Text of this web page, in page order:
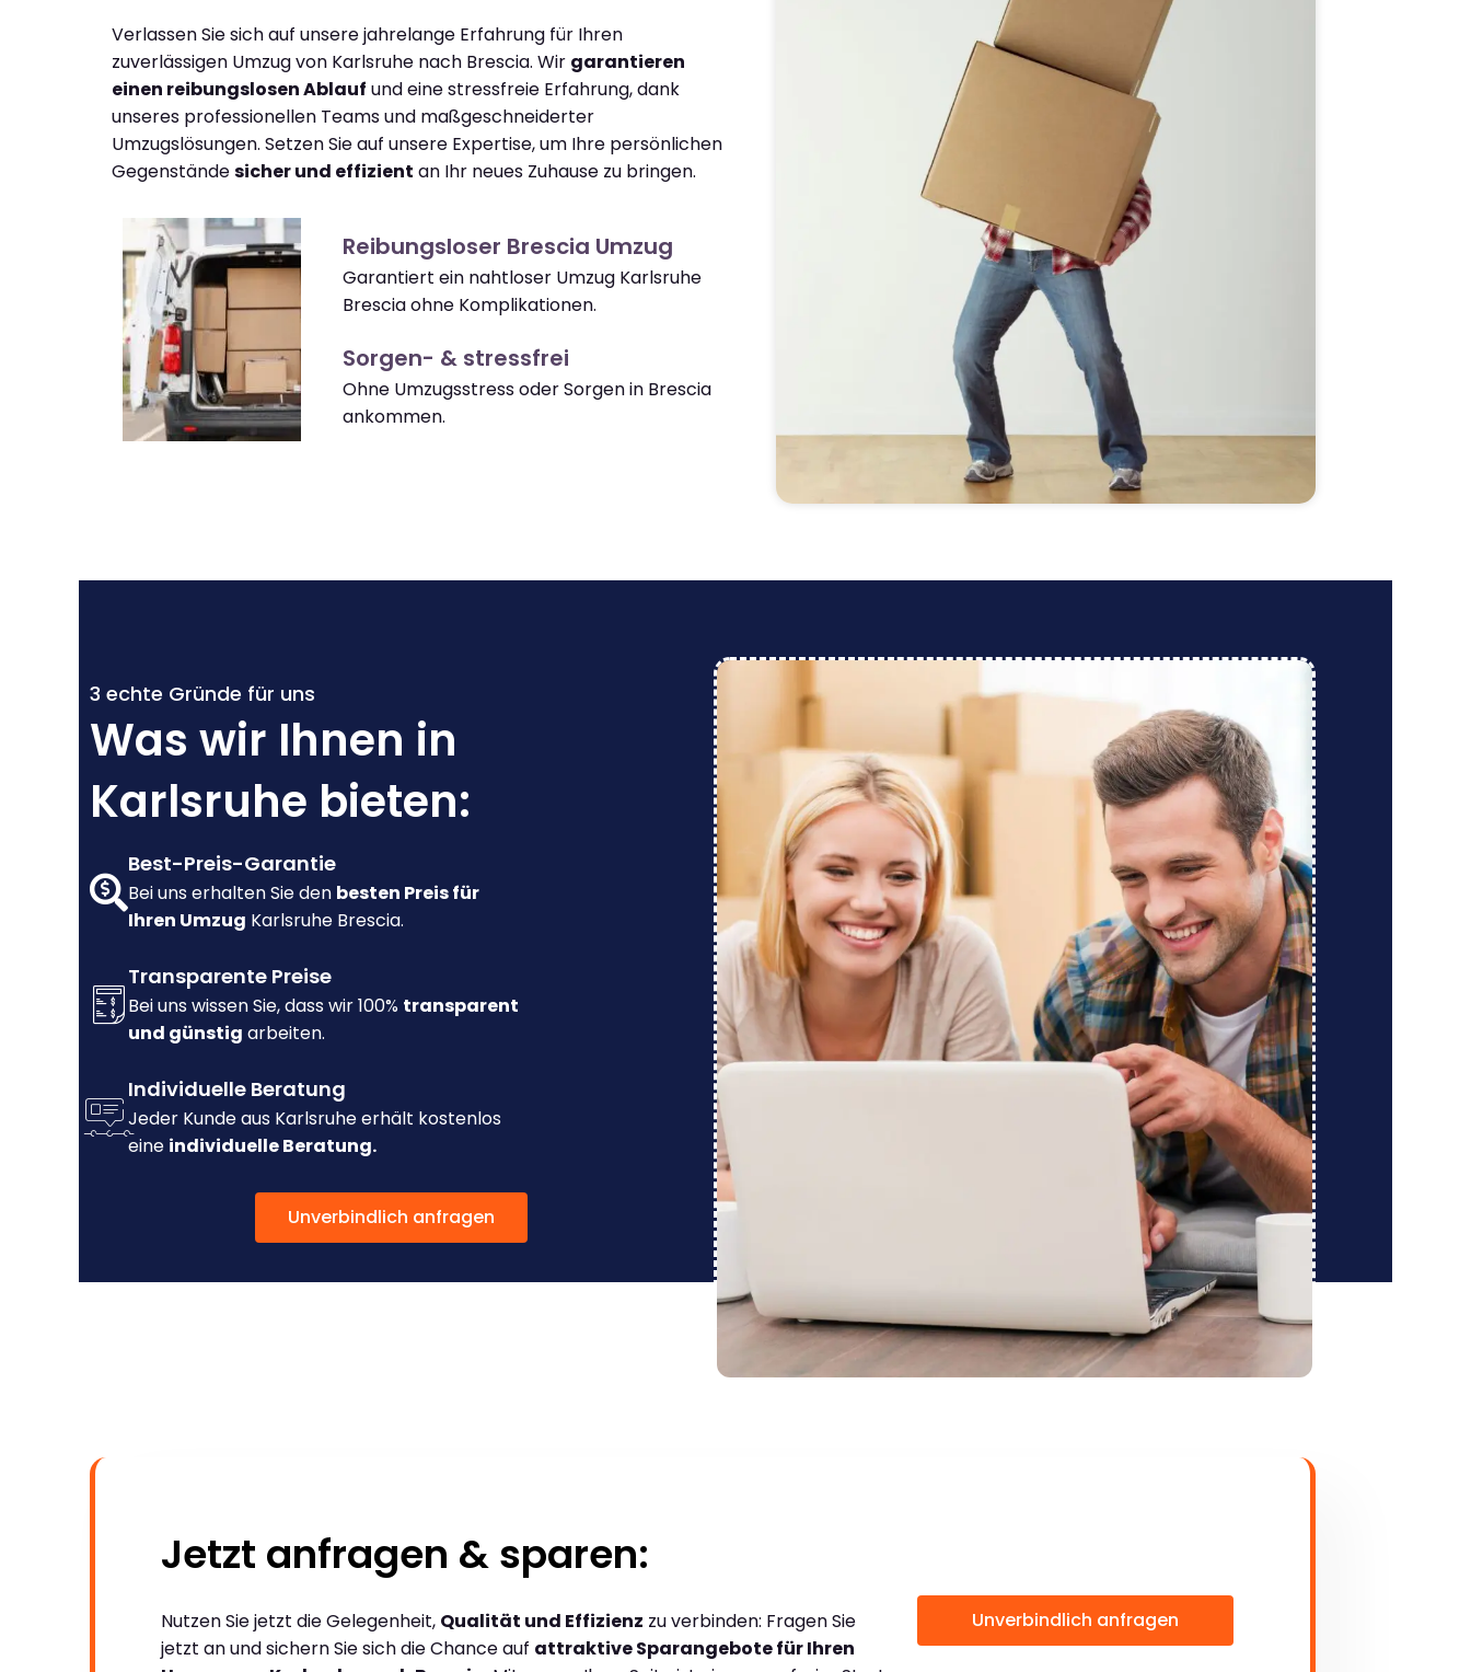
Verlassen Sie sich auf unsere jahrelange Erfahrung für Ihren
zuverlässigen Umzug von Karlsruhe nach Brescia. Wir garantieren
einen reibungslosen Ablauf und eine stressfreie Erfahrung, dank
unseres professionellen Teams und maßgeschneiderter
Umzugslösungen. Setzen Sie auf unsere Expertise, um Ihre persönlichen
Gegenständesicher und effizient an Ihr neues Zuhause zu bringen.
Reibungsloser Brescia Umzug
Garantiert ein nahtloser Umzug Karlsruhe
Brescia ohne Komplikationen.
Sorgen- & stressfrei
Ohne Umzugsstress oder Sorgen in Brescia
ankommen.
3 echte Gründe für uns
Was wir Ihnen in
Karlsruhe bieten:
Best-Preis-Garantie
Bei uns erhalten Sie den besten Preis für
Ihren Umzug Karlsruhe Brescia.
Transparente Preise
Bei uns wissen Sie, dass wir 100% transparent
und günstig arbeiten.
Individuelle Beratung
Jeder Kunde aus Karlsruhe erhält kostenlos
eine individuelle Beratung.
Unverbindlich anfragen
Jetzt anfragen & sparen:
Nutzen Sie jetzt die Gelegenheit, Qualität und Effizienz zu verbinden: Fragen Sie
jetzt an und sichern Sie sich die Chance auf attraktive Sparangebote für Ihren
Unverbindlich anfragen